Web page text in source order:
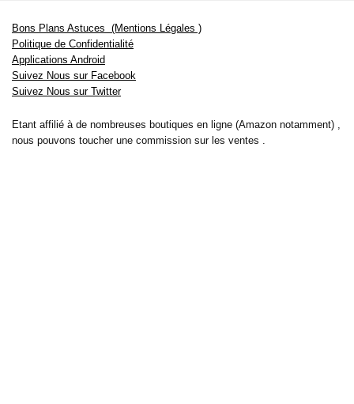
Bons Plans Astuces (Mentions Légales )
Politique de Confidentialité
Applications Android
Suivez Nous sur Facebook
Suivez Nous sur Twitter
Etant affilié à de nombreuses boutiques en ligne (Amazon notamment) ,
nous pouvons toucher une commission sur les ventes .